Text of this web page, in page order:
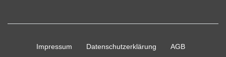
Impressum Daten­schutz­erklärung AGB